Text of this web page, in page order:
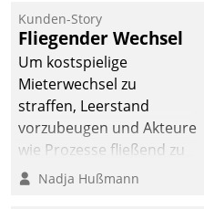
kommunale
gemeinsam mit der
Teilprozess der
Kunden-Story
Fliegender Wechsel
Um kostspielige
Mieterwechsel zu
straffen, Leerstand
vorzubeugen und Akteure
wie Prozesse fließend zu
vernetzen, nutzt die
Nadja Hußmann